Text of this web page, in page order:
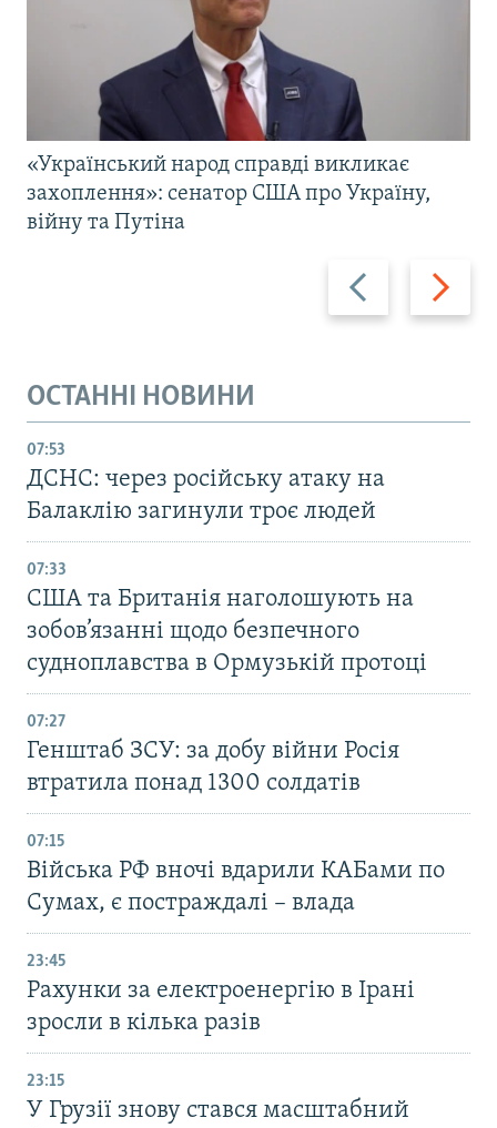
Назад Вперед
«Український народ справді викликає
захоплення»: сенатор США про Україну,
війну та Путіна
ОСТАННІ НОВИНИ
07:53
ДСНС: через російську атаку на
Балаклію загинули троє людей
07:33
США та Британія наголошують на
зобов’язанні щодо безпечного
судноплавства в Ормузькій протоці
07:27
Генштаб ЗСУ: за добу війни Росія
втратила понад 1300 солдатів
07:15
Війська РФ вночі вдарили КАБами по
Сумах, є постраждалі – влада
23:45
Рахунки за електроенергію в Ірані
зросли в кілька разів
23:15
У Грузії знову стався масштабний